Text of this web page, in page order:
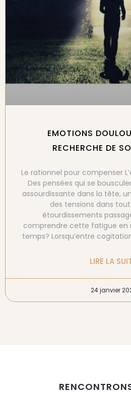
EMOTIONS
RECHERCHE DE
Le rationnel pour compenser
Des pensées qui se
assourdissante dans la tête,
des tensions dans
étourdissements
comprendre cette fatigue en
temps? Lorsqu’entre
LIRE LA
24 janvier